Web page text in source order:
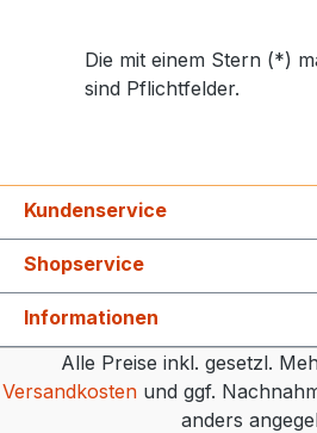
Die mit einem Stern (*)
sind Pflichtfelder.
Kundenservice
Shopservice
Informationen
Alle Preise inkl. gesetzl.
Versandkostenund ggf.
anders